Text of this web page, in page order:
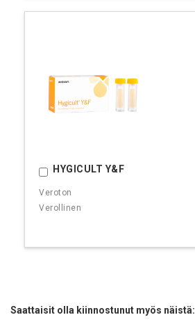
HYGICULT Y&F
Ostoskoriin
Saattaisit olla kiinnostunut myös näistä: